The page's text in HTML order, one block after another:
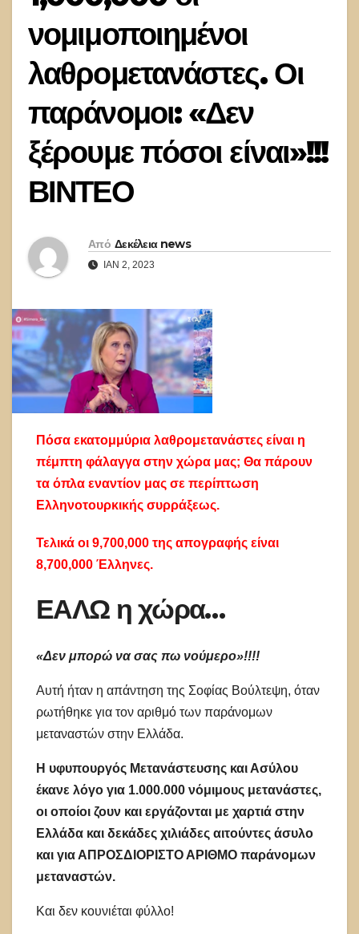
νομιμοποιημένοι
λαθρομετανάστες. Οι
παράνομοι: «Δεν
ξέρουμε πόσοι είναι»!!!
ΒΙΝΤΕΟ
Από Δεκέλεια news
ΙΑΝ 2, 2023
Πόσα εκατομμύρια λαθρομετανάστες είναι η
πέμπτη φάλαγγα στην χώρα μας; Θα πάρουν
τα όπλα εναντίον μας σε περίπτωση
Ελληνοτουρκικής συρράξεως.
Τελικά οι 9,700,000 της απογραφής είναι
8,700,000 Έλληνες.
ΕΑΛΩ η χώρα…
«Δεν μπορώ να σας πω νούμερο»!!!!
Αυτή ήταν η απάντηση της Σοφίας Βούλτεψη, όταν
ρωτήθηκε για τον αριθμό των παράνομων
μεταναστών στην Ελλάδα.
Η υφυπουργός Μετανάστευσης και Ασύλου
έκανε λόγο για 1.000.000 νόμιμους μετανάστες,
οι οποίοι ζουν και εργάζονται με χαρτιά στην
Ελλάδα και δεκάδες χιλιάδες αιτούντες άσυλο
και για ΑΠΡΟΣΔΙΟΡΙΣΤΟ ΑΡΙΘΜΟ παράνομων
μεταναστών.
Και δεν κουνιέται φύλλο!